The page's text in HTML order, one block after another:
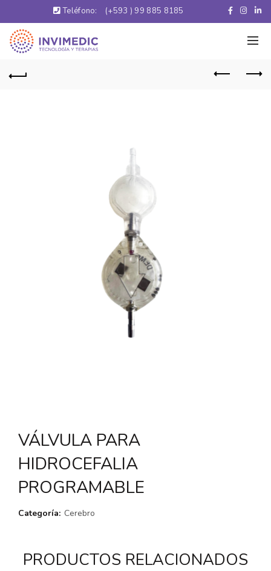
Teléfono: (+593 ) 99 885 8185
VÁLVULA PARA
HIDROCEFALIA
PROGRAMABLE
Categoría: Cerebro
PRODUCTOS RELACIONADOS